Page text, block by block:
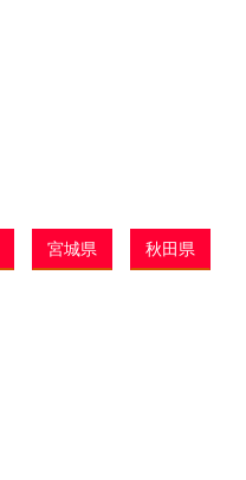
宮城県
秋田県